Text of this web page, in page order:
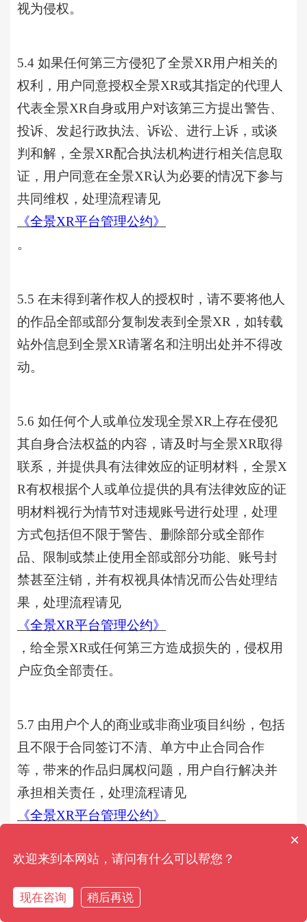
视为侵权。
5.4 如果任何第三方侵犯了全景XR用户相关的
权利，用户同意授权全景XR或其指定的代理人
代表全景XR自身或用户对该第三方提出警告、
投诉、发起行政执法、诉讼、进行上诉，或谈
判和解，全景XR配合执法机构进行相关信息取
证，用户同意在全景XR认为必要的情况下参与
共同维权，处理流程请见
《全景XR平台管理公约》
。
5.5 在未得到著作权人的授权时，请不要将他人
的作品全部或部分复制发表到全景XR，如转载
站外信息到全景XR请署名和注明出处并不得改
动。
5.6 如任何个人或单位发现全景XR上存在侵犯
其自身合法权益的内容，请及时与全景XR取得
联系，并提供具有法律效应的证明材料，全景X
R有权根据个人或单位提供的具有法律效应的证
明材料视行为情节对违规账号进行处理，处理
方式包括但不限于警告、删除部分或全部作
品、限制或禁止使用全部或部分功能、账号封
禁甚至注销，并有权视具体情况而公告处理结
果，处理流程请见
《全景XR平台管理公约》
，给全景XR或任何第三方造成损失的，侵权用
户应负全部责任。
5.7 由用户个人的商业或非商业项目纠纷，包括
且不限于合同签订不清、单方中止合同合作
等，带来的作品归属权问题，用户自行解决并
承担相关责任，处理流程请见
《全景XR平台管理公约》
5.8 全景XR注册用户在本站 “文章”栏目，所分
×
欢迎来到本网站，请问有什么可以帮您？
现在咨询 稍后再说
线上咨询